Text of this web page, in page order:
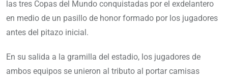
las tres Copas del Mundo conquistadas por el exdelantero
en medio de un pasillo de honor formado por los jugadores
antes del pitazo inicial.
En su salida a la gramilla del estadio, los jugadores de
ambos equipos se unieron al tributo al portar camisas